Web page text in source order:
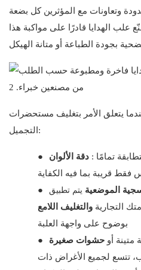
وتعاونات مع المؤثرين كل بضعة
الهدايا قادرًا على مواكبة هذا
يتعلق الأمر بتغليف مستحضرات
التجميل:
● دقة الألوان : يجب أن تبدو ألوانك المميزة متطابقة تمامًا
●
الموضعية
والتغليف اللامع التجارية
بوضوح على واجهة العلبة
●
حشوات صغيرة أو
لجميع الأغراض ذات